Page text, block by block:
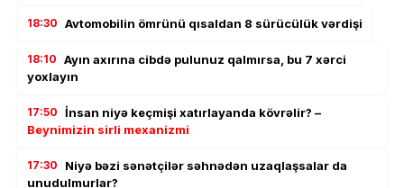
18:30 Avtomobilin ömrünü qısaldan 8 sürücülük vərdişi
18:10 Ayın axırına cibdə pulunuz qalmırsa, bu 7 xərci
yoxlayın
17:50 İnsan niyə keçmişi xatırlayanda kövrəlir? –
Beynimizin sirli mexanizmi
17:30
Niyə bəzi sənətçilər səhnədən uzaqlaşsalar da
unudulmurlar?